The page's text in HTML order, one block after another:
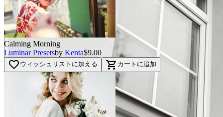
Calming Morning
Luminar Presetsby Kenta$9.00
favorite_border ウィッシュリストに加える shopping_cart カートに追加